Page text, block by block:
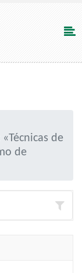
de
de